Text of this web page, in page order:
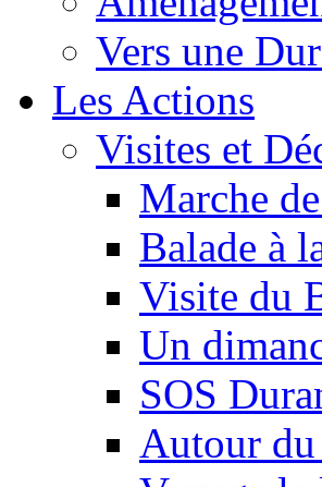
Vers une
Les Actions
Visites et
Marche
Balade à
Visite du
Un
SOS
Autour du